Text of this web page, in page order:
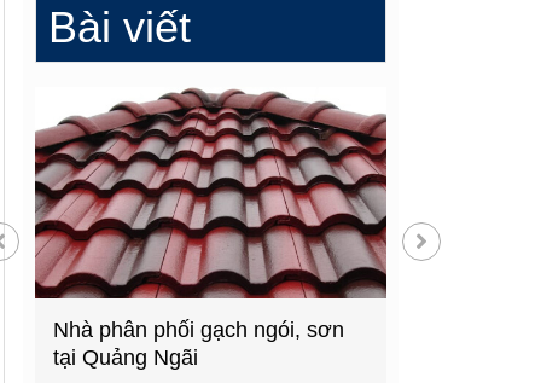
Bài viết
phân phối gạch ngói, sơn
Quảng Ngãi
Cửa hàng vật liệu